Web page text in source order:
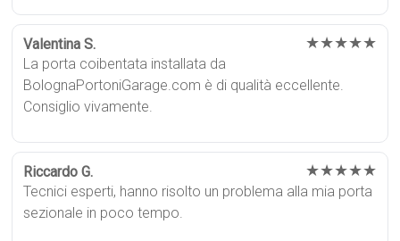
Valentina S. ★★★★★
La porta coibentata installata da
BolognaPortoniGarage.com è di qualità eccellente.
Consiglio vivamente.
Riccardo G. ★★★★★
Tecnici esperti, hanno risolto un problema alla mia porta
sezionale in poco tempo.